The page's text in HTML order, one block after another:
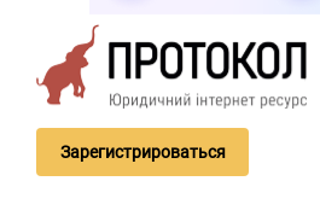
Зарегистрироваться